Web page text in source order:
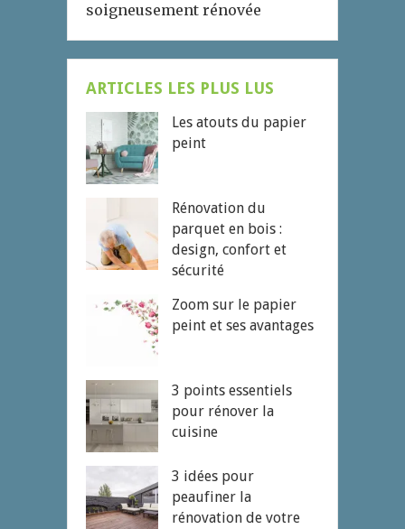
soigneusement rénovée
ARTICLES LES PLUS LUS
Les atouts du papier
peint
Rénovation du
parquet en bois :
design, confort et
sécurité
Zoom sur le papier
peint et ses avantages
3 points essentiels
pour rénover la
cuisine
3 idées pour
peaufiner la
rénovation de votre